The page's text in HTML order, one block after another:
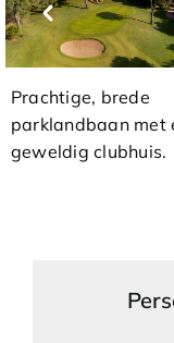
Prachtige, brede
parklandbaan met
geweldig clubhuis.